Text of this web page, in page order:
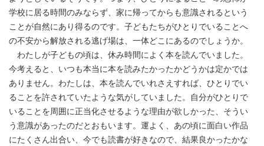
学校に居る時間のみならず、家に帰ってからも意識されるという
ことが自然にあり得るのです。子どもたちがひとりでいることへ
の不安から解放される逃げ場は、一体どこにあるのでしょうか。
わたしが子どもの頃は、休み時間によく本を読んでいました。
今考えると、いつも本当に本を読みたかったかどうかは定かでは
ありません。わたしは、本を読んでいれさえすれば、ひとりでい
ることを許されていたような気がしていました。自分がひとりで
いることを周囲に正当化させるような理由が欲しかった、そうい
う意識があったのだとおもいます。運よく、あの頃に面白い作品
にたくさん出合い、今でも読書が好きなので、結果良かったかな